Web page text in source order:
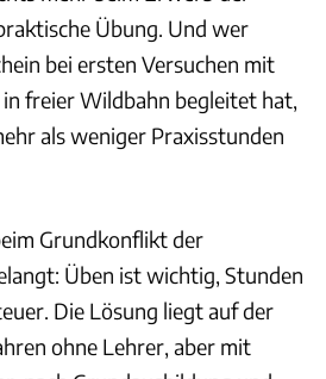
Übung. Und wer
bei ersten Versuchen mit
freier Wildbahn begleitet hat,
als weniger Praxisstunden
Grundkonflikt der
Üben ist wichtig, Stunden
Die Lösung liegt auf der
ohne Lehrer, aber mit